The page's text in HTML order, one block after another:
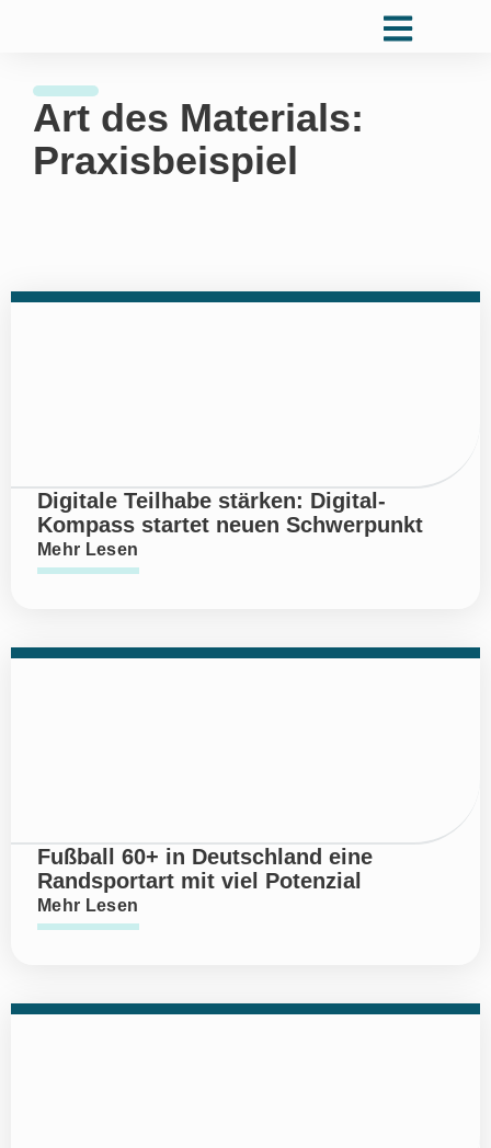
Art des Materials:
Praxisbeispiel
Digitale Teilhabe stärken: Digital-
Kompass startet neuen Schwerpunkt
Mehr Lesen
Fußball 60+ in Deutschland eine
Randsportart mit viel Potenzial
Mehr Lesen